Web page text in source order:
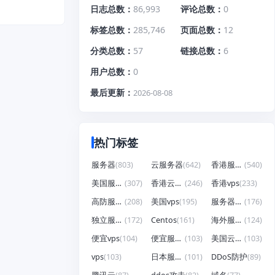
日志总数 86,993 评论总数
0
标签总数
285,746 页面总数
12
分类总数
57 链接总数
6
用户总数
0
最后更新
2026-08-08
热门标签
服务器(803) 云服务器(642) 香港服务器 (540)
美国服务器 (307) 香港云服务器 (246) 香港vps(233)
高防服务器 (208) 美国vps(195) 服务器租用 (176)
独立服务器 (172) Centos(161) 海外服务器 (124)
便宜vps(104) 便宜服务器 (103) 美国云服务器 (103)
vps(103) 日本服务器 (101) DDoS防护(89)